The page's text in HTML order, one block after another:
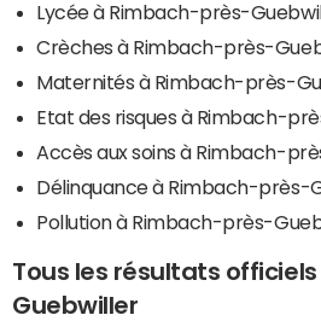
Lycée à Rimbach-près-
Crèches à Rimbach-près-
Maternités à Rimbach-près-
Etat des risques à Rimbach-
Accès aux soins à Rimbach-
Délinquance à Rimbach-près-
Pollution à Rimbach-près-
Tous les résultats
Guebwiller